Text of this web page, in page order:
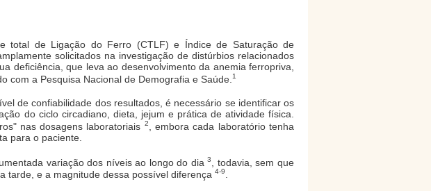
total de Ligação do Ferro (CTLF) e Índice de Saturação de
solicitados na investigação de distúrbios relacionados
deficiência, que leva ao desenvolvimento da anemia ferropriva,
com a Pesquisa Nacional de Demografia e Saúde. 1
de confiabilidade dos resultados, é necessário se identificar os
do ciclo circadiano, dieta, jejum e prática de atividade física.
nas dosagens laboratoriais 2
, embora cada laboratório tenha
para o paciente.
variação dos níveis ao longo do dia3
, todavia, sem que
tarde, e a magnitude dessa possível diferença 4-9